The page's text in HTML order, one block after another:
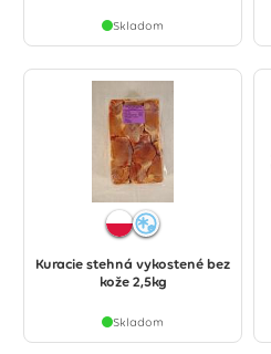
Skladom
Kuracie stehná vykostené bez
kože 2,5kg
Skladom